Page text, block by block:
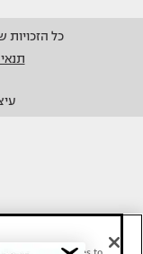
כל הזכויות שמורות ©